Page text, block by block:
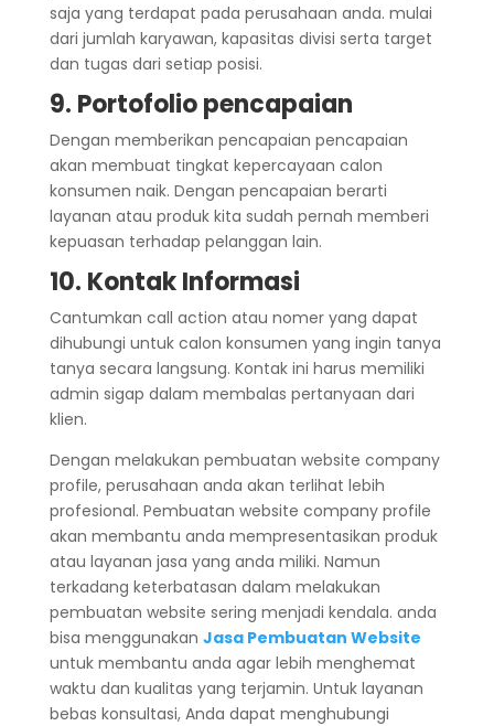
saja yang terdapat pada perusahaan anda. mulai
dari jumlah karyawan, kapasitas divisi serta target
dan tugas dari setiap posisi.
9. Portofolio pencapaian
Dengan memberikan pencapaian pencapaian
akan membuat tingkat kepercayaan calon
konsumen naik. Dengan pencapaian berarti
layanan atau produk kita sudah pernah memberi
kepuasan terhadap pelanggan lain.
10. Kontak Informasi
Cantumkan call action atau nomer yang dapat
dihubungi untuk calon konsumen yang ingin tanya
tanya secara langsung. Kontak ini harus memiliki
admin sigap dalam membalas pertanyaan dari
klien.
Dengan melakukan pembuatan website company
profile, perusahaan anda akan terlihat lebih
profesional. Pembuatan website company profile
akan membantu anda mempresentasikan produk
atau layanan jasa yang anda miliki. Namun
terkadang keterbatasan dalam melakukan
pembuatan website sering menjadi kendala. anda
bisa menggunakan Jasa Pembuatan Website
untuk membantu anda agar lebih menghemat
waktu dan kualitas yang terjamin. Untuk layanan
bebas konsultasi, Anda dapat menghubungi